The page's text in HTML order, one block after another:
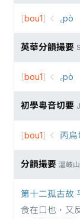
[bou1] ꜀pò
英華分韻撮要
[bou1] ꜀pò
初學粵音切要
[bou1] 丙烏
分韻撮要 溫岐
第十二孤古故
食在口也，又